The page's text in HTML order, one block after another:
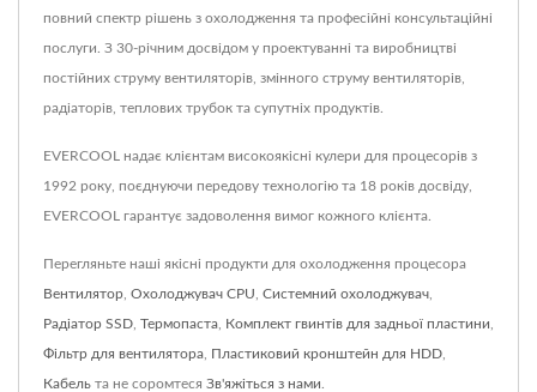
повний спектр рішень з охолодження та професійні консультаційні
послуги. З 30-річним досвідом у проектуванні та виробництві
постійних струму вентиляторів, змінного струму вентиляторів,
радіаторів, теплових трубок та супутніх продуктів.
EVERCOOL надає клієнтам високоякісні кулери для процесорів з
1992 року, поєднуючи передову технологію та 18 років досвіду,
EVERCOOL гарантує задоволення вимог кожного клієнта.
Перегляньте наші якісні продукти для охолодження процесора
Вентилятор Охолоджувач CPU Системний охолоджувач
Радіатор SSD Термопаста Комплект гвинтів для задньої пластини
Фільтр для вентилятора Пластиковий кронштейн для HDD
Кабель та не соромтеся Зв'яжіться з нами